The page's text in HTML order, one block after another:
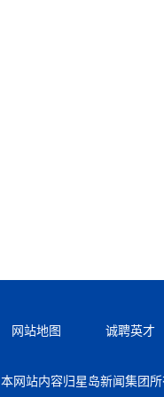
网站地图 诚聘英才
本网站内容归星岛新闻集团